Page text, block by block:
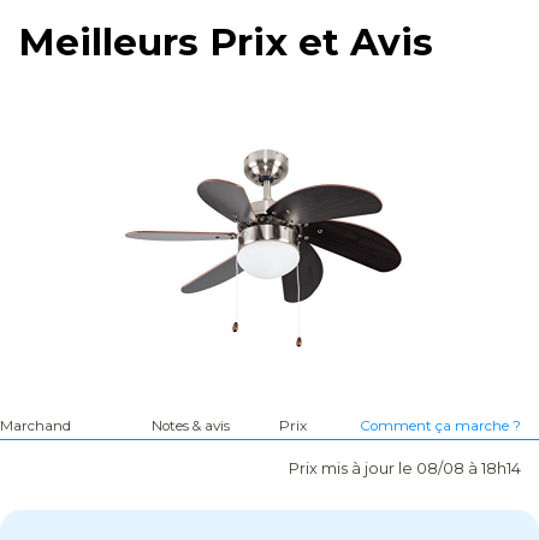
Meilleurs Prix et Avis
Marchand Notes & avis Prix Comment ça marche ?
Prix mis à jour le 08/08 à 18h14